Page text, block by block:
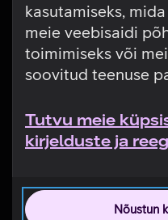
kasutamiseks,
meie veebisaidi
toimimiseks või
soovitud teenuse
Tutvu meie
kirjelduste ja
Nõustun